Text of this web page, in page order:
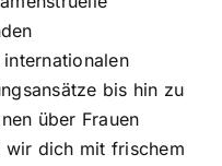
bis hin zu
über Frauen
wir dich mit frischem